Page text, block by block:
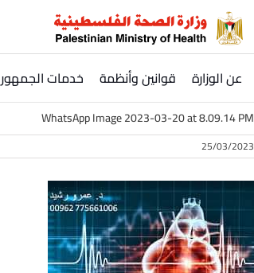
عن الوزارة قوانين وأنظمة خدمات الجمهور
WhatsApp Image 2023-03-20 at 8.09.14 PM
25/03/2023